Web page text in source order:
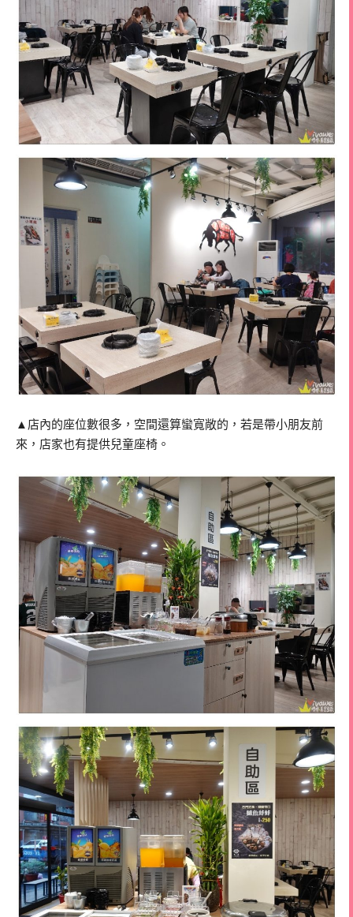
▲店內的座位數很多，空間還算蠻寬敞的，若是帶小朋友前
來，店家也有提供兒童座椅。